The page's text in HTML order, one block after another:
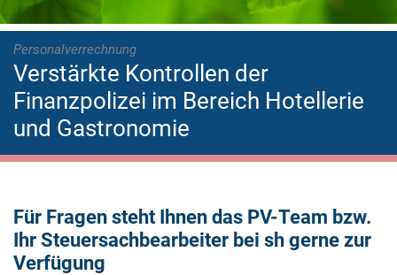
Personalverrechnung
Verstärkte Kontrollen der
Finanzpolizei im Bereich Hotellerie
und Gastronomie
Für Fragen steht Ihnen das PV-Team bzw.
Ihr Steuersachbearbeiter bei sh gerne zur
Verfügung